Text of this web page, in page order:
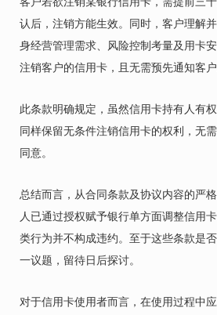
认后，注销方能生效。同时，客户理解
身经营管理需求、风险控制考量及用卡
注销客户的信用卡，且无需预先通知客户
此条款明确规定，虽然信用卡持有人有
同样保留无条件注销信用卡的权利，无
同意。
总结而言，从合同条款及协议内容的严
人已通过授权赋予银行单方面调整信用
类行为并不构成违约。至于这些条款是
一议题，留待日后探讨。
对于信用卡使用者而言，在使用过程中